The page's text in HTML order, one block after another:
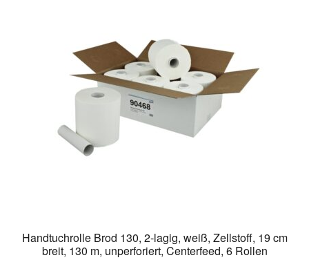
Handtuchrolle Brod 130, 2-lagig, weiß, Zellstoff, 19 cm
breit, 130 m, unperforiert, Centerfeed, 6 Rollen